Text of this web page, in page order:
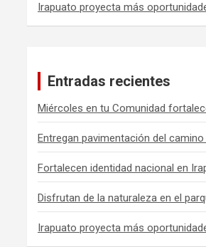
Irapuato proyecta más
Entradas recientes
Miércoles en tu Comunidad
Entregan pavimentación del
Fortalecen identidad nacional en
Disfrutan de la naturaleza en el
Irapuato proyecta más